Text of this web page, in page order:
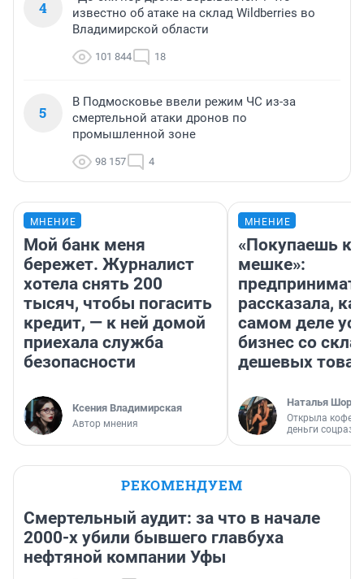
4
известно об атаке на склад Wildberries во
Владимирской области
101 844 18
5
В Подмосковье ввели режим ЧС из-за
смертельной атаки дронов по
промышленной зоне
98 157 4
МНЕНИЕ
Мой банк меня
бережет. Журналист
хотела снять 200
тысяч, чтобы погасить
кредит, — к ней домой
приехала служба
безопасности
Ксения Владимирская
Автор мнения
МНЕНИЕ
«Покупаешь
мешке»:
рассказала,
самом деле
бизнес со
дешевых
Наталья
Открыла
деньги
РЕКОМЕНДУЕМ
Смертельный аудит: за что в начале
2000-х убили бывшего главбуха
нефтяной компании Уфы